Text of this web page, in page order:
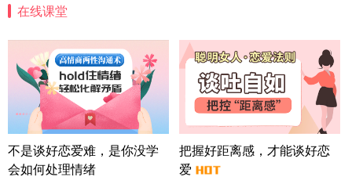
情感方案
北京-朝阳 151****3189
22分钟前
微信用户 巧?媚儿 通过此页面咨询，已获得专属情感
方案
上海-浦东 177****9074
56分钟前
微信用户 Liberty 通过此页面咨询，已获得专属情感
方案
广东-广州 188****5632
在线课堂
不是谈好恋爱难，是你没学
会如何处理情绪
把握好距离感，才能谈好恋
爱